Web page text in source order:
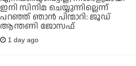
ഇനി സിനിമ ചെയ്യുന്നില്ലെന്ന്
പറഞ്ഞ് ഞാന്‍ പിന്മാറി: ജൂഡ്
ആന്തണി ജോസഫ്
1 day ago